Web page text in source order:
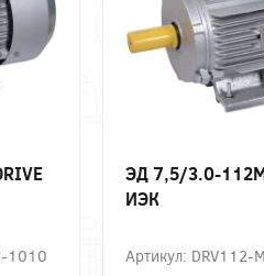
1010
ЭД 7,5/3.0-
ИЭК
Артикул: